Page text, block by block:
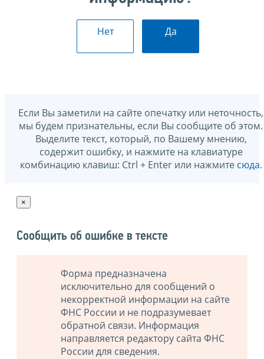
Нет Да
Если Вы заметили на сайте опечатку или неточность,
мы будем признательны, если Вы сообщите об этом.
Выделите текст, который, по Вашему мнению,
содержит ошибку, и нажмите на клавиатуре
комбинацию клавиш: Ctrl + Enter или нажмите сюда.
×
Сообщить об ошибке в тексте
Форма предназначена
исключительно для сообщений о
некорректной информации на сайте
ФНС России и не подразумевает
обратной связи. Информация
направляется редактору сайта ФНС
России для сведения.